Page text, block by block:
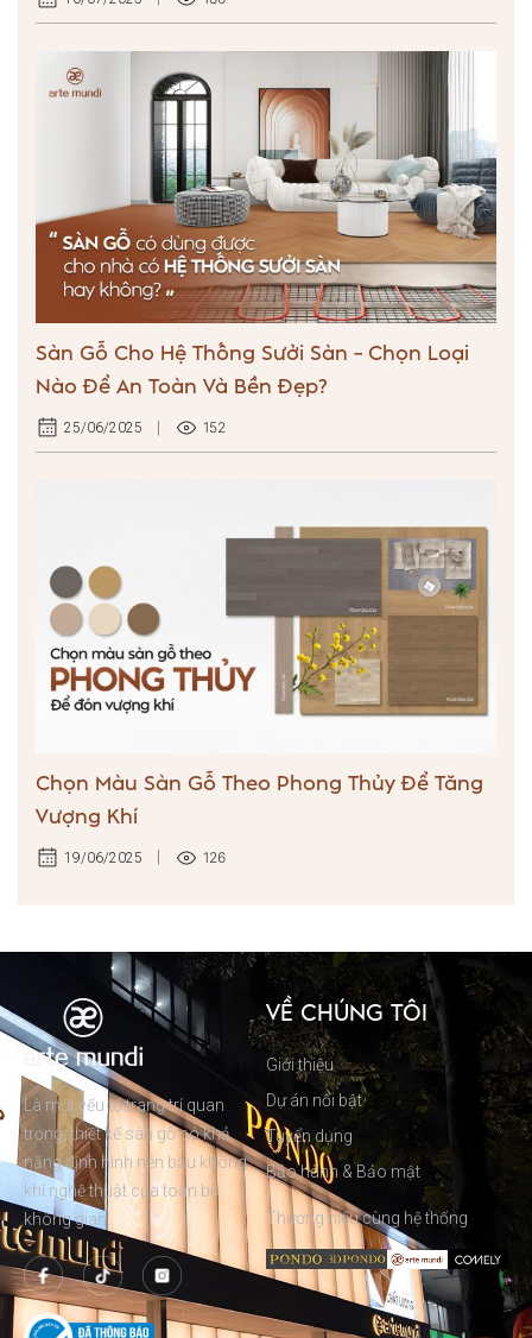
Sàn Gỗ Cho Hệ Thống Sưởi Sàn – Chọn Loại
Nào Để An Toàn Và Bền Đẹp?
25/06/2025 152
Chọn Màu Sàn Gỗ Theo Phong Thủy Để Tăng
Vượng Khí
19/06/2025 126
Là một yếu tố trang trí quan
trọng, thiết kế sàn gỗ có khả
năng định hình nên bầu không
khí nghệ thuật của toàn bộ
không gian.
VỀ CHÚNG TÔI
Giới thiệu
Dự án nổi bật
Tuyển dụng
Bảo hành & Bảo mật
Thương hiệu cùng hệ thống